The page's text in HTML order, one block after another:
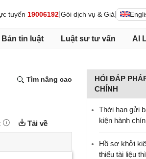
tuyến 19006192 Gói dịch vụ & Giá
Bản tin luật Luật sư tư vấn AI
Tìm nâng cao
Tải về
HỎI ĐÁP
CHÍNH
Thời hạn gửi
kiện hành
Hồ sơ khởi
thiếu tài liệu